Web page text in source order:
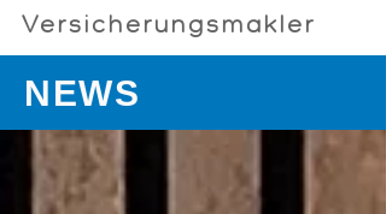
Versicherungsmakler
NEWS